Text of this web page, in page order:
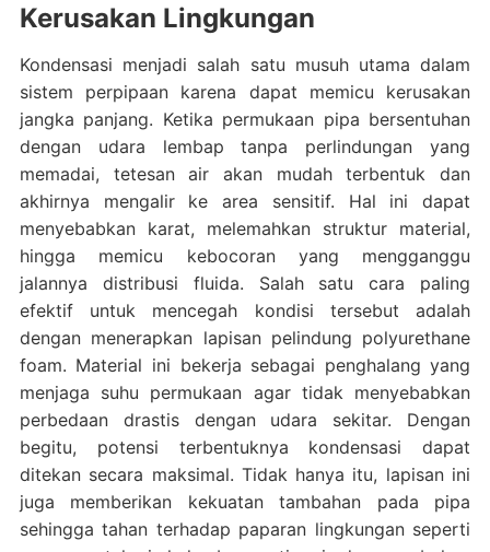
Kerusakan Lingkungan
Kondensasi menjadi salah satu musuh utama dalam
sistem perpipaan karena dapat memicu kerusakan
jangka panjang. Ketika permukaan pipa bersentuhan
dengan udara lembap tanpa perlindungan yang
memadai, tetesan air akan mudah terbentuk dan
akhirnya mengalir ke area sensitif. Hal ini dapat
menyebabkan karat, melemahkan struktur material,
hingga memicu kebocoran yang mengganggu
jalannya distribusi fluida. Salah satu cara paling
efektif untuk mencegah kondisi tersebut adalah
dengan menerapkan lapisan pelindung polyurethane
foam. Material ini bekerja sebagai penghalang yang
menjaga suhu permukaan agar tidak menyebabkan
perbedaan drastis dengan udara sekitar. Dengan
begitu, potensi terbentuknya kondensasi dapat
ditekan secara maksimal. Tidak hanya itu, lapisan ini
juga memberikan kekuatan tambahan pada pipa
sehingga tahan terhadap paparan lingkungan seperti